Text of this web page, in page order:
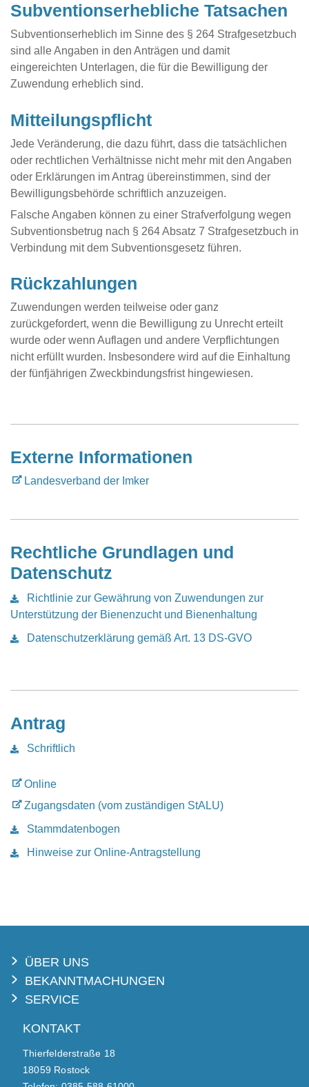
Subventionserhebliche Tatsachen
Subventionserheblich im Sinne des § 264 Strafgesetzbuch
sind alle Angaben in den Anträgen und damit
eingereichten Unterlagen, die für die Bewilligung der
Zuwendung erheblich sind.
Mitteilungspflicht
Jede Veränderung, die dazu führt, dass die tatsächlichen
oder rechtlichen Verhältnisse nicht mehr mit den Angaben
oder Erklärungen im Antrag übereinstimmen, sind der
Bewilligungsbehörde schriftlich anzuzeigen.
Falsche Angaben können zu einer Strafverfolgung wegen
Subventionsbetrug nach § 264 Absatz 7 Strafgesetzbuch in
Verbindung mit dem Subventionsgesetz führen.
Rückzahlungen
Zuwendungen werden teilweise oder ganz
zurückgefordert, wenn die Bewilligung zu Unrecht erteilt
wurde oder wenn Auflagen und andere Verpflichtungen
nicht erfüllt wurden. Insbesondere wird auf die Einhaltung
der fünfjährigen Zweckbindungsfrist hingewiesen.
Externe Informationen
Landesverband der Imker
Rechtliche Grundlagen und
Datenschutz
Richtlinie zur Gewährung von Zuwendungen zur
Unterstützung der Bienenzucht und Bienenhaltung
Datenschutzerklärung gemäß Art. 13 DS-GVO
Antrag
Schriftlich
Online
Zugangsdaten (vom zuständigen StALU)
Stammdatenbogen
Hinweise zur Online-Antragstellung
ÜBER UNS
BEKANNTMACHUNGEN
SERVICE
KONTAKT
Thierfelderstraße 18
18059 Rostock